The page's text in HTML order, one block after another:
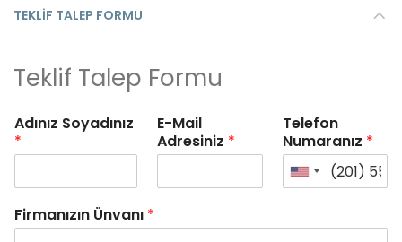
TEKLIF TALEP FORMU
Teklif Talep Formu
Adınız Soyadınız
*
E-Mail
Adresiniz *
Telefon
Numaranız *
Firmanızın Ünvanı *